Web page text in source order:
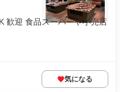
歓迎 食品スーパーや小売店
気になる